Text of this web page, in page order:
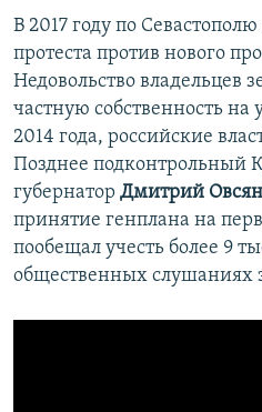
В 2017 году по
протеста против нового
Недовольство владельцев
частную собственность
2014 года, российские
Позднее подконтрольный
губернатор Дмитрий
принятие генплана на
пообещал учесть более 9
общественных слушаниях